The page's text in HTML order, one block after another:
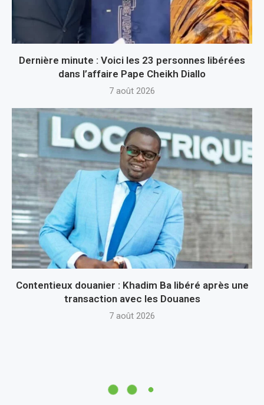
Dernière minute : Voici les 23 personnes libérées
dans l’affaire Pape Cheikh Diallo
7 août 2026
Contentieux douanier : Khadim Ba libéré après une
transaction avec les Douanes
7 août 2026